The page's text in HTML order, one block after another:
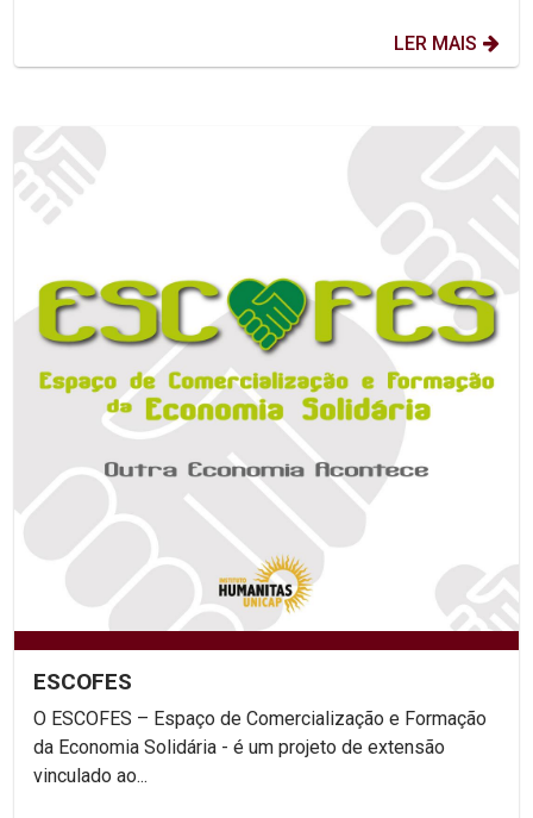
LER MAIS
ESCOFES
O ESCOFES – Espaço de Comercialização e Formação
da Economia Solidária - é um projeto de extensão
vinculado ao...